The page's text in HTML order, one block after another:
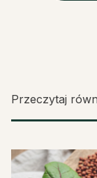
Przeczytaj